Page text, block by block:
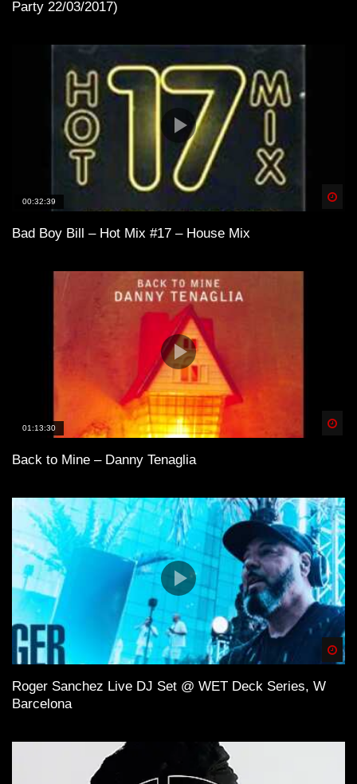
Party 22/03/2017)
00:32:39
Bad Boy Bill – Hot Mix #17 – House Mix
01:13:30
Back to Mine – Danny Tenaglia
Roger Sanchez Live DJ Set @ WET Deck Series, W
Barcelona